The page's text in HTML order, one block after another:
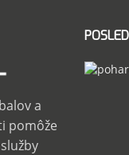
a
pomôže